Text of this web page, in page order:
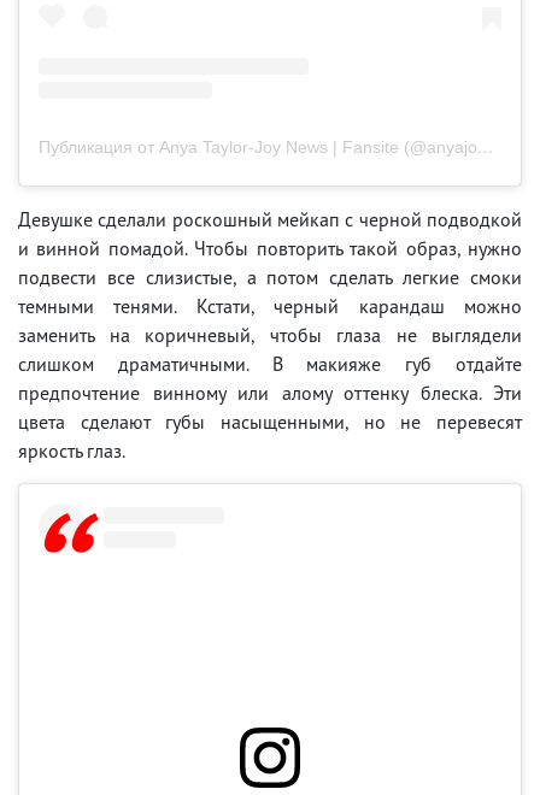
Публикация от Anya Taylor-Joy News | Fansite (@anyajoynews)
Девушке сделали роскошный мейкап с черной подводкой
и винной помадой. Чтобы повторить такой образ, нужно
подвести все слизистые, а потом сделать легкие смоки
темными тенями. Кстати, черный карандаш можно
заменить на коричневый, чтобы глаза не выглядели
слишком драматичными. В макияже губ отдайте
предпочтение винному или алому оттенку блеска. Эти
цвета сделают губы насыщенными, но не перевесят
яркость глаз.